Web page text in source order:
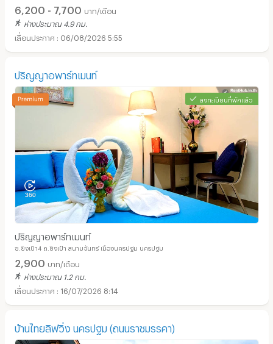
6,200 - 7,700 บาท/เดือน
ห่างประมาณ 4.9 กม.
06/08/2026 5:55
ปริญญาอพาร์ทเมนท์
ลงทะเบียนที่พักแล้ว
ปริญญาอพาร์ทเมนท์
ซ.ยิงเป้า4 ถ.ยิงเป้า สนามจันทร์ เมืองนครปฐม นครปฐม
2,900 บาท/เดือน
ห่างประมาณ 1.2 กม.
16/07/2026 8:14
บ้านไทยลิฟวิ่ง นครปฐม (ถนนราชมรรคา)